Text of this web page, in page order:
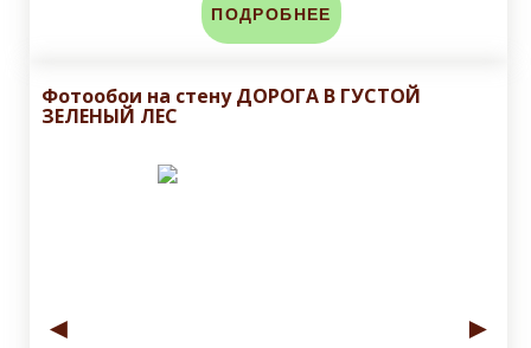
ПОДРОБНЕЕ
Фотообои на стену ДОРОГА В ГУСТОЙ
ЗЕЛЕНЫЙ ЛЕС
◄ ►